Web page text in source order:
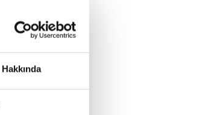
Hakkında